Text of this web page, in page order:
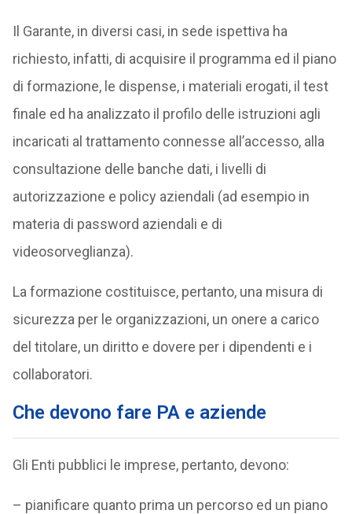
Il Garante, in diversi casi, in sede ispettiva ha
richiesto, infatti, di acquisire il programma ed il piano
di formazione, le dispense, i materiali erogati, il test
finale ed ha analizzato il profilo delle istruzioni agli
incaricati al trattamento connesse all’accesso, alla
consultazione delle banche dati, i livelli di
autorizzazione e policy aziendali (ad esempio in
materia di password aziendali e di
videosorveglianza).
La formazione costituisce, pertanto, una misura di
sicurezza per le organizzazioni, un onere a carico
del titolare, un diritto e dovere per i dipendenti e i
collaboratori.
Che devono fare PA e aziende
Gli Enti pubblici le imprese, pertanto, devono:
– pianificare quanto prima un percorso ed un piano